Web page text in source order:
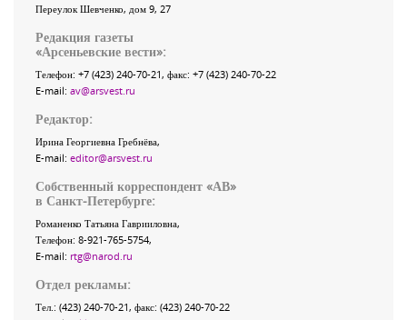
Переулок Шевченко, дом 9, 27
Редакция газеты
«Арсеньевские вести»:
Телефон: +7 (423) 240-70-21, факс: +7 (423) 240-70-22
E-mail: av@arsvest.ru
Редактор:
Ирина Георгиевна Гребнёва,
E-mail: editor@arsvest.ru
Собственный корреспондент «АВ»
в Санкт-Петербурге:
Романенко Татьяна Гаврииловна,
Телефон: 8-921-765-5754,
E-mail: rtg@narod.ru
Отдел рекламы:
Тел.: (423) 240-70-21, факс: (423) 240-70-22